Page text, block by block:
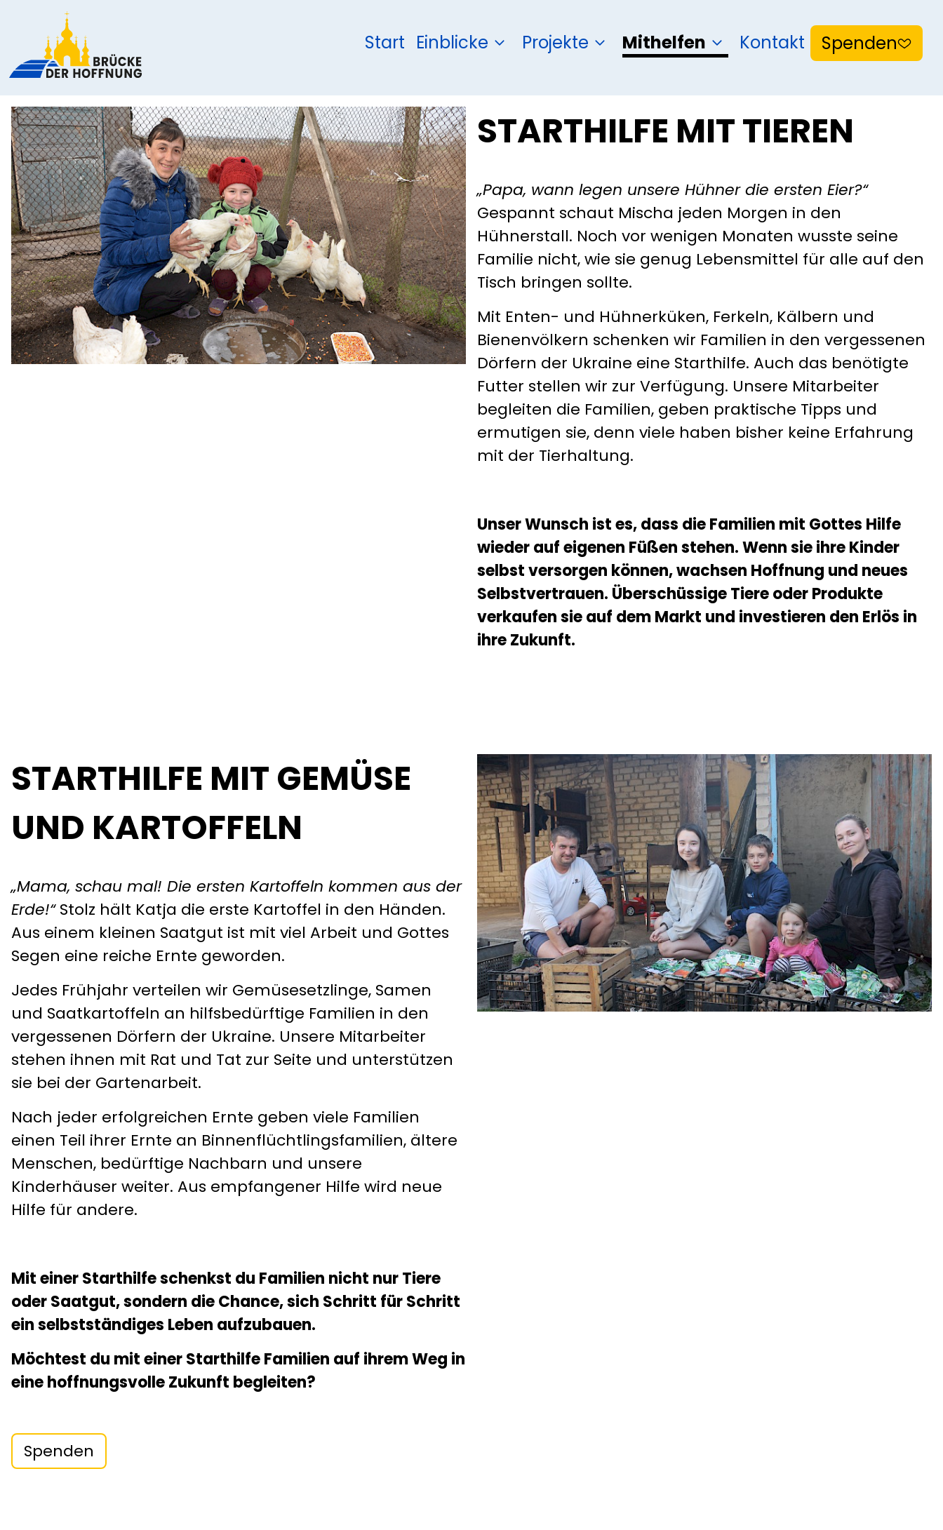
Start Einblicke Projekte Mithelfen Kontakt Spenden
STARTHILFE MIT TIEREN
„Papa, wann legen unsere Hühner die ersten Eier?“
Gespannt schaut Mischa jeden Morgen in den
Hühnerstall. Noch vor wenigen Monaten wusste seine
Familie nicht, wie sie genug Lebensmittel für alle auf den
Tisch bringen sollte.
Mit Enten- und Hühnerküken, Ferkeln, Kälbern und
Bienenvölkern schenken wir Familien in den vergessenen
Dörfern der Ukraine eine Starthilfe. Auch das benötigte
Futter stellen wir zur Verfügung. Unsere Mitarbeiter
begleiten die Familien, geben praktische Tipps und
ermutigen sie, denn viele haben bisher keine Erfahrung
mit der Tierhaltung.
Unser Wunsch ist es, dass die Familien mit Gottes Hilfe
wieder auf eigenen Füßen stehen. Wenn sie ihre Kinder
selbst versorgen können, wachsen Hoffnung und neues
Selbstvertrauen. Überschüssige Tiere oder Produkte
verkaufen sie auf dem Markt und investieren den Erlös in
ihre Zukunft.
STARTHILFE MIT GEMÜSE
UND KARTOFFELN
„Mama, schau mal! Die ersten Kartoffeln kommen aus der
Erde!“Stolz hält Katja die erste Kartoffel in den Händen.
Aus einem kleinen Saatgut ist mit viel Arbeit und Gottes
Segen eine reiche Ernte geworden.
Jedes Frühjahr verteilen wir Gemüsesetzlinge, Samen
und Saatkartoffeln an hilfsbedürftige Familien in den
vergessenen Dörfern der Ukraine. Unsere Mitarbeiter
stehen ihnen mit Rat und Tat zur Seite und unterstützen
sie bei der Gartenarbeit.
Nach jeder erfolgreichen Ernte geben viele Familien
einen Teil ihrer Ernte an Binnenflüchtlingsfamilien, ältere
Menschen, bedürftige Nachbarn und unsere
Kinderhäuser weiter. Aus empfangener Hilfe wird neue
Hilfe für andere.
Mit einer Starthilfe schenkst du Familien nicht nur Tiere
oder Saatgut, sondern die Chance, sich Schritt für Schritt
ein selbstständiges Leben aufzubauen.
Möchtest du mit einer Starthilfe Familien auf ihrem Weg in
eine hoffnungsvolle Zukunft begleiten?
Spenden